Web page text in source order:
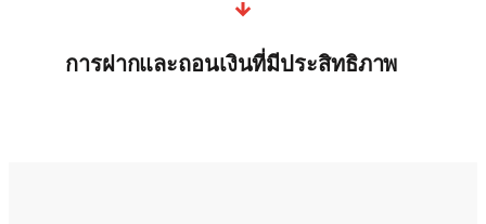
การฝากและถอนเงินที่มีประสิทธิภาพ